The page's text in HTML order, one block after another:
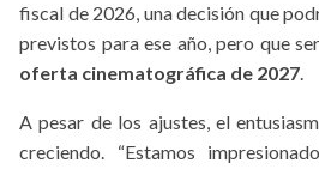
fiscal de 2026, una decisión que
previstos para ese año, pero que
oferta cinematográfica de 2027.
A pesar de los ajustes, el
creciendo. “Estamos